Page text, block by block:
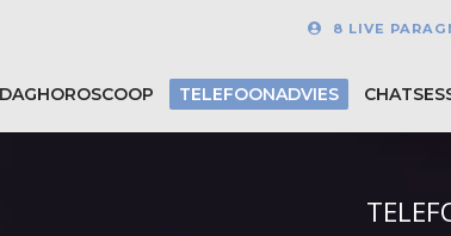
8 LIVE
DAGHOROSCOOP TELEFOONADVIES